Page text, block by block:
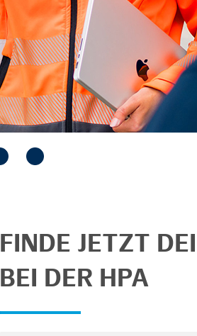
FINDE JETZT
BEI DER HPA